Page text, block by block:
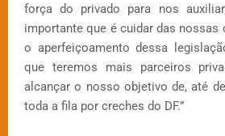
força do privado para nos
importante que é cuidar das nossas
o aperfeiçoamento dessa
que teremos mais parceiros
alcançar o nosso objetivo de, até
toda a fila por creches do DF.”